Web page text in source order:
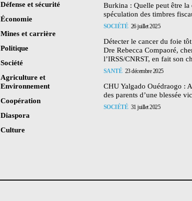
Défense et sécurité
Économie
Mines et carrière
Politique
Société
Agriculture et
Environnement
Coopération
Diaspora
Culture
Burkina : Quelle peut être la
spéculation des timbres
SOCIÉTÉ 26 juillet 2025
Détecter le cancer du foie
Dre Rebecca Compaoré,
l’IRSS/CNRST, en fait son
SANTÉ 23 décembre 2025
CHU Yalgado Ouédraogo :
des parents d’une blessée
SOCIÉTÉ 31 juillet 2025